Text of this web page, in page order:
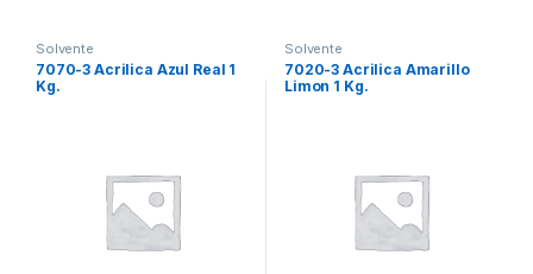
Solvente
7070-3 Acrilica Azul Real 1
Kg.
Solvente
7020-3 Acrilica Amarillo
Limon 1 Kg.